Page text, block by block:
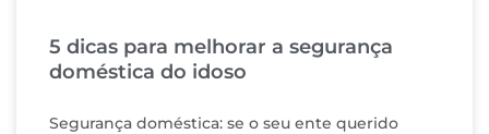
5 dicas para melhorar a segurança
doméstica do idoso
Segurança doméstica: se o seu ente querido